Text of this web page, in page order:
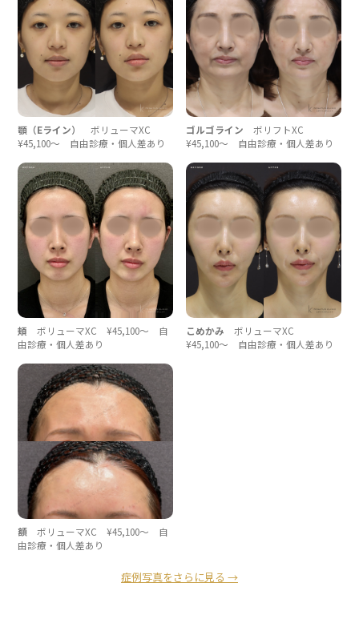
顎（Eライン）
ボリューマXC
¥45,100〜 自由診療・個人差あり
ゴルゴライン ボリフトXC
¥45,100〜 自由診療・個人差あり
頬 ボリューマXC ¥45,100〜 自
由診療・個人差あり
こめかみ ボリューマXC
¥45,100〜 自由診療・個人差あり
額 ボリューマXC ¥45,100〜 自
由診療・個人差あり
症例写真をさらに見る →